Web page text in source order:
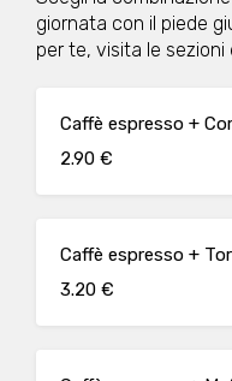
giornata con il piede
per te, visita le sezioni
Caffè espresso +
2.90 €
Caffè espresso +
3.20 €